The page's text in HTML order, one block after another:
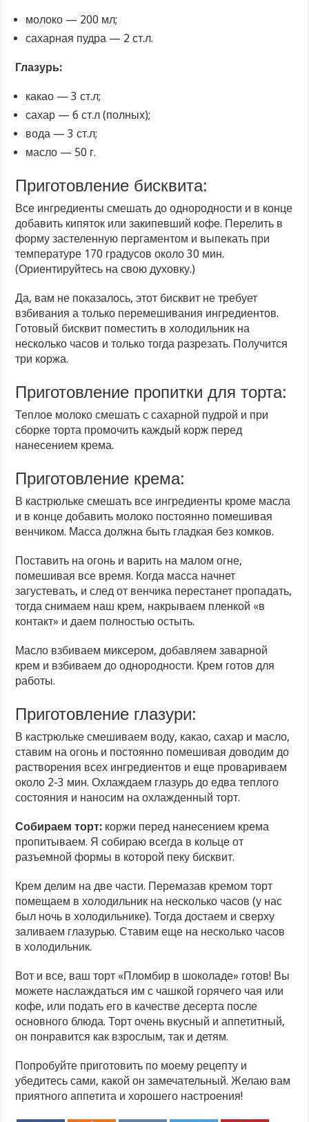
молоко — 200 мл;
сахарная пудра — 2 ст.л.
Глазурь:
какао — 3 ст.л;
сахар — 6 ст.л (полных);
вода — 3 ст.л;
масло — 50 г.
Приготовление бисквита:
Все ингредиенты смешать до однородности и в конце
добавить кипяток или закипевший кофе. Перелить в
форму застеленную пергаментом и выпекать при
температуре 170 градусов около 30 мин.
(Ориентируйтесь на свою духовку.)
Да, вам не показалось, этот бисквит не требует
взбивания а только перемешивания ингредиентов.
Готовый бисквит поместить в холодильник на
несколько часов и только тогда разрезать. Получится
три коржа.
Приготовление пропитки для торта:
Теплое молоко смешать с сахарной пудрой и при
сборке торта промочить каждый корж перед
нанесением крема.
Приготовление крема:
В кастрюльке смешать все ингредиенты кроме масла
и в конце добавить молоко постоянно помешивая
венчиком. Масса должна быть гладкая без комков.
Поставить на огонь и варить на малом огне,
помешивая все время. Когда масса начнет
загустевать, и след от венчика перестанет пропадать,
тогда снимаем наш крем, накрываем пленкой «в
контакт» и даем полностью остыть.
Масло взбиваем миксером, добавляем заварной
крем и взбиваем до однородности. Крем готов для
работы.
Приготовление глазури:
В кастрюльке смешиваем воду, какао, сахар и масло,
ставим на огонь и постоянно помешивая доводим до
растворения всех ингредиентов и еще провариваем
около 2-3 мин. Охлаждаем глазурь до едва теплого
состояния и наносим на охлажденный торт.
Собираем торт: коржи перед нанесением крема
пропитываем. Я собираю всегда в кольце от
разъемной формы в которой пеку бисквит.
Крем делим на две части. Перемазав кремом торт
помещаем в холодильник на несколько часов (у нас
был ночь в холодильнике). Тогда достаем и сверху
заливаем глазурью. Ставим еще на несколько часов
в холодильник.
Вот и все, ваш торт «Пломбир в шоколаде» готов! Вы
можете наслаждаться им с чашкой горячего чая или
кофе, или подать его в качестве десерта после
основного блюда. Торт очень вкусный и аппетитный,
он понравится как взрослым, так и детям.
Попробуйте приготовить по моему рецепту и
убедитесь сами, какой он замечательный. Желаю вам
приятного аппетита и хорошего настроения!